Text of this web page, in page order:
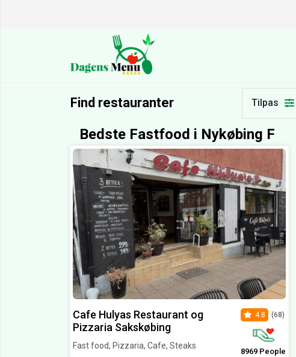
Find restauranter Tilpas
Bedste Fastfood i Nykøbing F
Cafe Hulyas Restaurant og
Pizzaria Sakskøbing
Fast food, Pizzaria, Cafe, Steaks
4.8 (68)
8969 People